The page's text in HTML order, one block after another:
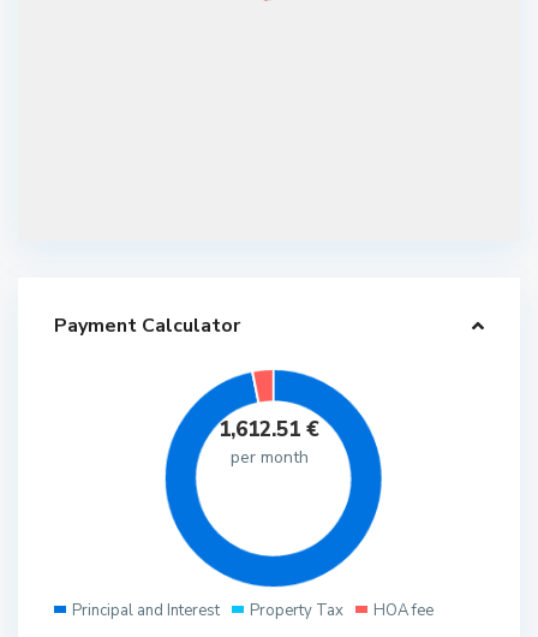
Payment Calculator
1,612.51 €
per month
Principal and Interest Property Tax
HOA fee